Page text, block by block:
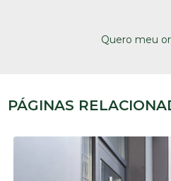
Quero meu
PÁGINAS